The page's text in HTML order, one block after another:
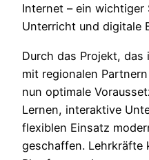
Internet – ein
Unterricht und digitale
Durch das Projekt, das
mit regionalen
nun optimale
Lernen, interaktive
flexiblen Einsatz
geschaffen. Lehrkräfte